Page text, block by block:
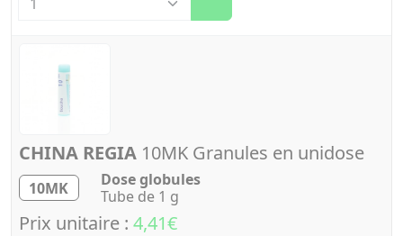
CHINA REGIA 10MK Granules en unidose
10MK
Dose globules
Tube de 1 g
Prix unitaire : 4,41€